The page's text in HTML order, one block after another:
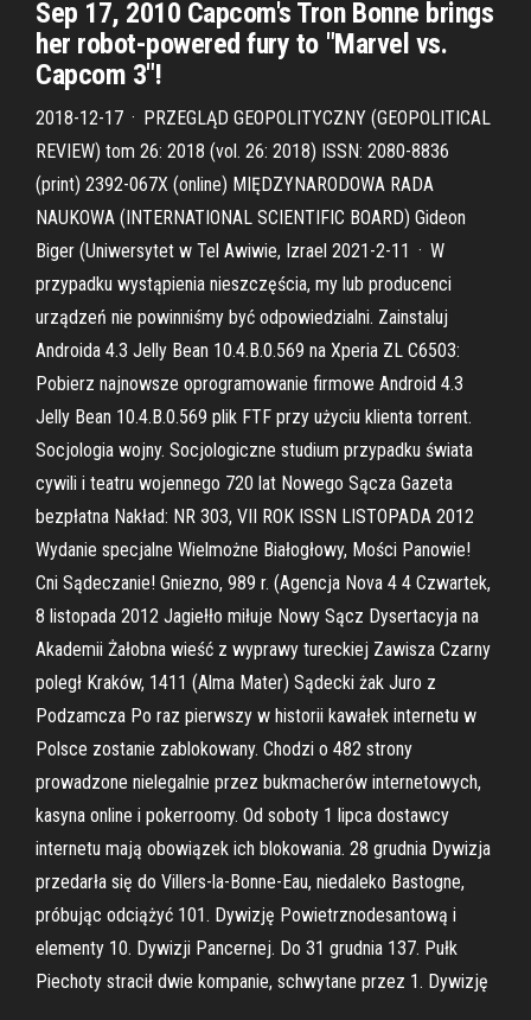
Sep 17, 2010 Capcom's Tron Bonne brings
her robot-powered fury to "Marvel vs.
Capcom 3"!
2018-12-17 · PRZEGLĄD GEOPOLITYCZNY (GEOPOLITICAL
REVIEW) tom 26: 2018 (vol. 26: 2018) ISSN: 2080-8836
(print) 2392-067X (online) MIĘDZYNARODOWA RADA
NAUKOWA (INTERNATIONAL SCIENTIFIC BOARD) Gideon
Biger (Uniwersytet w Tel Awiwie, Izrael 2021-2-11 · W
przypadku wystąpienia nieszczęścia, my lub producenci
urządzeń nie powinniśmy być odpowiedzialni. Zainstaluj
Androida 4.3 Jelly Bean 10.4.B.0.569 na Xperia ZL C6503:
Pobierz najnowsze oprogramowanie firmowe Android 4.3
Jelly Bean 10.4.B.0.569 plik FTF przy użyciu klienta torrent.
Socjologia wojny. Socjologiczne studium przypadku świata
cywili i teatru wojennego 720 lat Nowego Sącza Gazeta
bezpłatna Nakład: NR 303, VII ROK ISSN LISTOPADA 2012
Wydanie specjalne Wielmożne Białogłowy, Mości Panowie!
Cni Sądeczanie! Gniezno, 989 r. (Agencja Nova 4 4 Czwartek,
8 listopada 2012 Jagiełło miłuje Nowy Sącz Dysertacyja na
Akademii Żałobna wieść z wyprawy tureckiej Zawisza Czarny
poległ Kraków, 1411 (Alma Mater) Sądecki żak Juro z
Podzamcza Po raz pierwszy w historii kawałek internetu w
Polsce zostanie zablokowany. Chodzi o 482 strony
prowadzone nielegalnie przez bukmacherów internetowych,
kasyna online i pokerroomy. Od soboty 1 lipca dostawcy
internetu mają obowiązek ich blokowania. 28 grudnia Dywizja
przedarła się do Villers-la-Bonne-Eau, niedaleko Bastogne,
próbując odciążyć 101. Dywizję Powietrznodesantową i
elementy 10. Dywizji Pancernej. Do 31 grudnia 137. Pułk
Piechoty stracił dwie kompanie, schwytane przez 1. Dywizję